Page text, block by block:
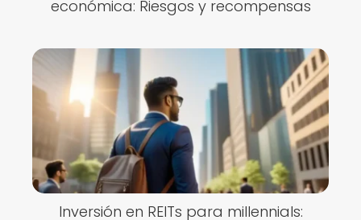
económica: Riesgos y recompensas
Inversión en REITs para millennials: